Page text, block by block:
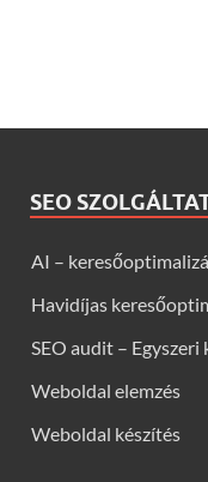
SEO
AI –
Havidíjas
SEO audit –
Weboldal elemzés
Weboldal készítés